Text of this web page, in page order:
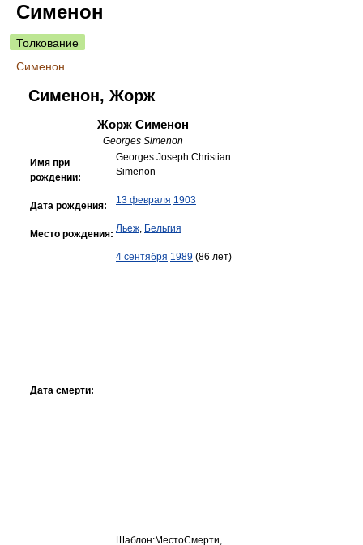
Сименон
Толкование
Сименон
Сименон, Жорж
Жорж Сименон
Georges Simenon
Имя при
рождении:
Georges Joseph Christian
Simenon
Дата рождения: 13 февраля 1903
Место рождения: Льеж, Бельгия
Дата смерти:
4 сентября 1989 (86 лет)
Шаблон:МестоCмерти,